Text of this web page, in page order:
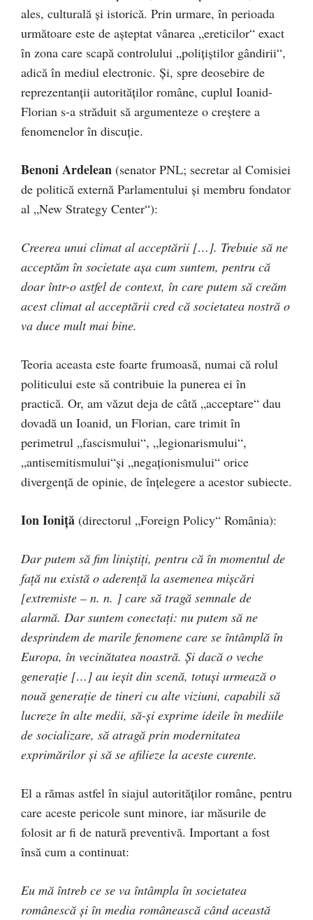
ales, culturală și istorică. Prin urmare, în perioada
următoare este de așteptat vânarea „ereticilor“ exact
în zona care scapă controlului „polițiștilor gândirii“,
adică în mediul electronic. Și, spre deosebire de
reprezentanții autorităților române, cuplul Ioanid-
Florian s-a străduit să argumenteze o creștere a
fenomenelor în discuție.
Benoni Ardelean (senator PNL; secretar al Comisiei
de politică externă Parlamentului și membru fondator
al „New Strategy Center“):
Creerea unui climat al acceptării […]. Trebuie să ne
acceptăm în societate așa cum suntem, pentru că
doar într-o astfel de context, în care putem să creăm
acest climat al acceptării cred că societatea nostră o
va duce mult mai bine.
Teoria aceasta este foarte frumoasă, numai că rolul
politicului este să contribuie la punerea ei în
practică. Or, am văzut deja de câtă „acceptare“ dau
dovadă un Ioanid, un Florian, care trimit în
perimetrul „fascismului“, „legionarismului“,
„antisemitismului“și „negaționismului“ orice
divergență de opinie, de înțelegere a acestor subiecte.
Ion Ioniţă (directorul „Foreign Policy“ România):
Dar putem să fim liniștiți, pentru că în momentul de
față nu există o aderență la asemenea mișcări
[extremiste – n. n. ] care să tragă semnale de
alarmă. Dar suntem conectați: nu putem să ne
desprindem de marile fenomene care se întâmplă în
Europa, în vecinătatea noastră. Și dacă o veche
generație […] au ieșit din scenă, totuși urmează o
nouă generație de tineri cu alte viziuni, capabili să
lucreze în alte medii, să-și exprime ideile în mediile
de socializare, să atragă prin modernitatea
exprimărilor și să se afilieze la aceste curente.
El a rămas astfel în siajul autorităților române, pentru
care aceste pericole sunt minore, iar măsurile de
folosit ar fi de natură preventivă. Important a fost
însă cum a continuat:
Eu mă întreb ce se va întâmpla în societatea
românescă și în media românească când această